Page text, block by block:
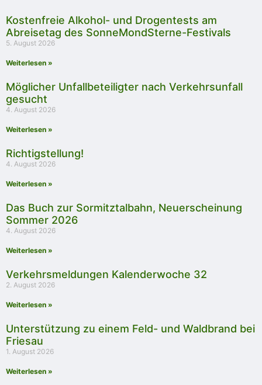
Kostenfreie Alkohol- und Drogentests am
Abreisetag des SonneMondSterne-Festivals
5. August 2026
Weiterlesen »
Möglicher Unfallbeteiligter nach Verkehrsunfall
gesucht
4. August 2026
Weiterlesen »
Richtigstellung!
4. August 2026
Weiterlesen »
Das Buch zur Sormitztalbahn, Neuerscheinung
Sommer 2026
4. August 2026
Weiterlesen »
Verkehrsmeldungen Kalenderwoche 32
2. August 2026
Weiterlesen »
Unterstützung zu einem Feld- und Waldbrand bei
Friesau
1. August 2026
Weiterlesen »